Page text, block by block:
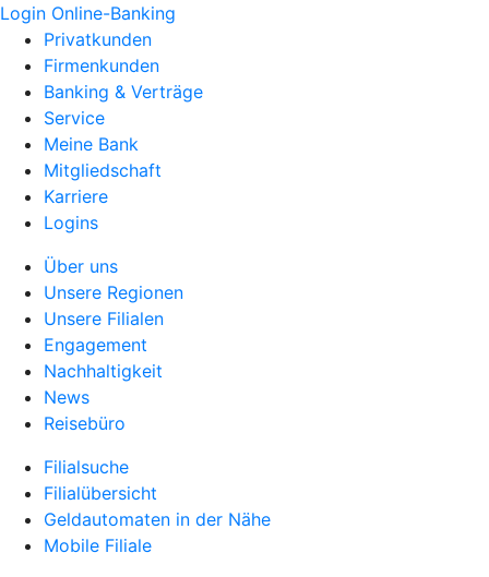
Login Online-Banking
Privatkunden
Firmenkunden
Banking & Verträge
Service
Meine Bank
Mitgliedschaft
Karriere
Logins
Über uns
Unsere Regionen
Unsere Filialen
Engagement
Nachhaltigkeit
News
Reisebüro
Filialsuche
Filialübersicht
Geldautomaten in der Nähe
Mobile Filiale